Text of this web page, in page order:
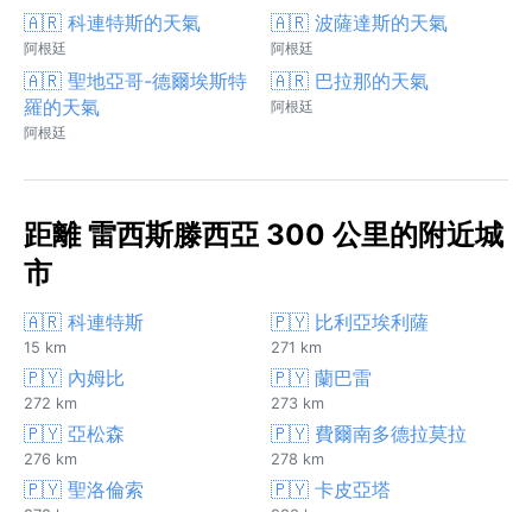
🇦🇷 科連特斯的天氣
阿根廷
🇦🇷 波薩達斯的天氣
阿根廷
🇦🇷 聖地亞哥-德爾埃斯特
羅的天氣
阿根廷
🇦🇷 巴拉那的天氣
阿根廷
距離 雷西斯滕西亞 300 公里的附近城
市
🇦🇷 科連特斯
15 km
🇵🇾 比利亞埃利薩
271 km
🇵🇾 內姆比
272 km
🇵🇾 蘭巴雷
273 km
🇵🇾 亞松森
276 km
🇵🇾 費爾南多德拉莫拉
278 km
🇵🇾 聖洛倫索 🇵🇾 卡皮亞塔